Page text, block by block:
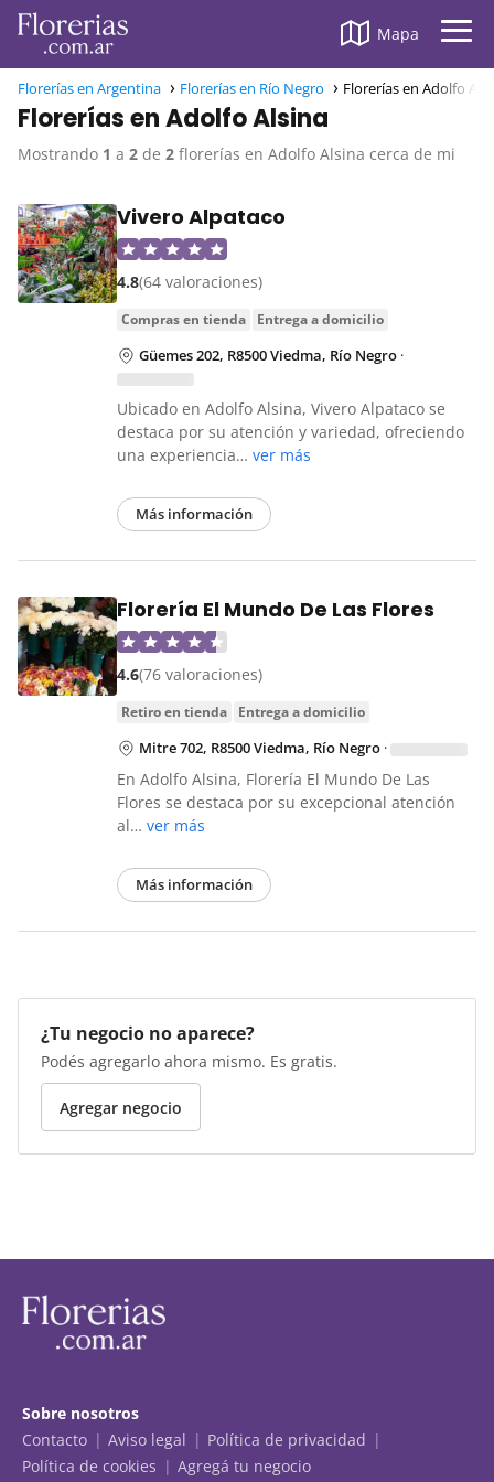
Mapa
Florerías en Argentina Florerías en Río Negro Florerías en Adolfo
Florerías en Adolfo Alsina
Mostrando 1 a 2 de 2 florerías en Adolfo Alsina cerca de mi
Vivero Alpataco
4.8(64 valoraciones)
compras en tienda entrega a domicilio
Güemes 202, R8500 Viedma, Río Negro ·
Ubicado en Adolfo Alsina, Vivero Alpataco se
destaca por su atención y variedad, ofreciendo
una experiencia… ver más
Más información
Florería El Mundo De Las Flores
4.6(76 valoraciones)
retiro en tienda entrega a domicilio
Mitre 702, R8500 Viedma, Río Negro ·
En Adolfo Alsina, Florería El Mundo De Las
Flores se destaca por su excepcional atención
al… ver más
Más información
¿Tu negocio no aparece?
Podés agregarlo ahora mismo. Es gratis.
Agregar negocio
Sobre nosotros
Contacto
Aviso legal
Política de privacidad
Política de cookies
Agregá tu negocio